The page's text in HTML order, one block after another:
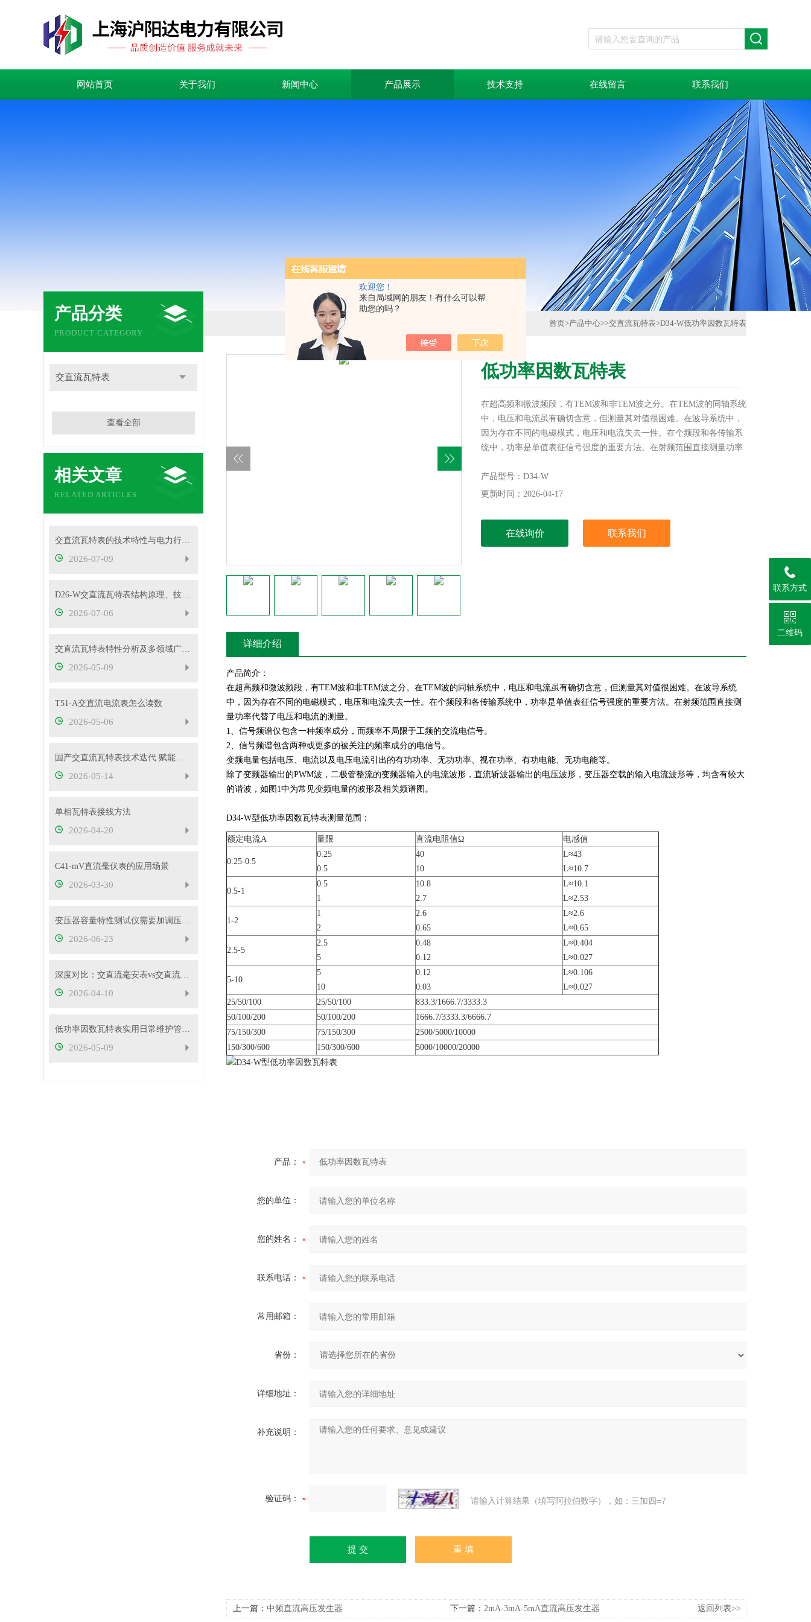
欢迎您！
来自局域网的朋友！有什么可以帮
助您的吗？
网站首页 关于我们 新闻中心 产品展示 技术支持 在线留言 联系我们
产品分类
PRODUCT CATEGORY
交直流瓦特表
查看全部
相关文章
RELATED ARTICLES
交直流瓦特表的技术特性与电力行业应用实践
2026-07-09
D26-W交直流瓦特表结构原理、技术特性及工程应用解析
2026-07-06
交直流瓦特表特性分析及多领域广泛应用
2026-05-09
T51-A交直流电流表怎么读数
2026-05-06
国产交直流瓦特表技术迭代 赋能电力精准计量与能效管理
2026-05-14
单相瓦特表接线方法
2026-04-20
C41-mV直流毫伏表的应用场景
2026-03-30
变压器容量特性测试仪需要加调压器吗？
2026-06-23
深度对比：交直流毫安表vs交直流安培表vs交直流伏特表
2026-04-10
低功率因数瓦特表实用日常维护管控措施
2026-05-09
首页>产品中心>>交直流瓦特表>D34-W低功率因数瓦特表
低功率因数瓦特表
在超高频和微波频段，有TEM波和非TEM波之分。在TEM波的同轴系统
中，电压和电流虽有确切含意，但测量其对值很困难。在波导系统中，
因为存在不同的电磁模式，电压和电流失去一性。在个频段和各传输系
统中，功率是单值表征信号强度的重要方法。在射频范围直接测量功率
产品型号：D34-W
更新时间：2026-04-17
在线询价 联系我们
详细介绍
产品简介：
在超高频和微波频段，有TEM波和非TEM波之分。在TEM波的同轴系统中，电压和电流虽有确切含意，但测量其对值很困难。在波导系统
中，因为存在不同的电磁模式，电压和电流失去一性。在个频段和各传输系统中，功率是单值表征信号强度的重要方法。在射频范围直接测
量功率代替了电压和电流的测量。
1、信号频谱仅包含一种频率成分，而频率不局限于工频的交流电信号。
2、信号频谱包含两种或更多的被关注的频率成分的电信号。
变频电量包括电压、电流以及电压电流引出的有功功率、无功功率、视在功率、有功电能、无功电能等。
除了变频器输出的PWM波，二极管整流的变频器输入的电流波形，直流斩波器输出的电压波形，变压器空载的输入电流波形等，均含有较大
的谐波，如图1中为常见变频电量的波形及相关频谱图。
D34-W型低功率因数瓦特表测量范围：
额定电流A 量限 直流电阻值Ω 电感值
0.25-0.5
0.25
0.5
40
10
L≈43
L≈10.7
0.5-1
0.5
1
10.8
2.7
L≈10.1
L≈2.53
1-2
1
2
2.6
0.65
L≈2.6
L≈0.65
2.5-5
2.5
5
0.48
0.12
L≈0.404
L≈0.027
5-10
5
10
0.12
0.03
L≈0.106
L≈0.027
25/50/100
25/50/100
833.3/1666.7/3333.3
50/100/200
50/100/200
1666.7/3333.3/6666.7
75/150/300
75/150/300
2500/5000/10000
150/300/600
150/300/600 5000/10000/20000
产品：
您的单位：
您的姓名：
联系电话：
常用邮箱：
省份：
详细地址：
补充说明：
验证码： 请输入计算结果（填写阿拉伯数字），如：三加四=7
上一篇： 中频直流高压发生器 下一篇： 2mA-3mA-5mA直流高压发生器 返回列表>>
联系方式
二维码